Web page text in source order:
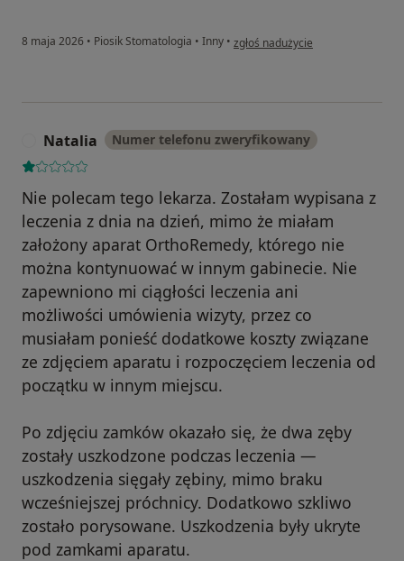
8 maja 2026 • Piosik Stomatologia • Inny • w opinii użytkownika Aga Ma.
zgłoś nadużycie
Natalia Numer telefonu zweryfikowany
Nie polecam tego lekarza. Zostałam wypisana z
leczenia z dnia na dzień, mimo że miałam
założony aparat OrthoRemedy, którego nie
można kontynuować w innym gabinecie. Nie
zapewniono mi ciągłości leczenia ani
możliwości umówienia wizyty, przez co
musiałam ponieść dodatkowe koszty związane
ze zdjęciem aparatu i rozpoczęciem leczenia od
początku w innym miejscu.
Po zdjęciu zamków okazało się, że dwa zęby
zostały uszkodzone podczas leczenia —
uszkodzenia sięgały zębiny, mimo braku
wcześniejszej próchnicy. Dodatkowo szkliwo
zostało porysowane. Uszkodzenia były ukryte
pod zamkami aparatu.